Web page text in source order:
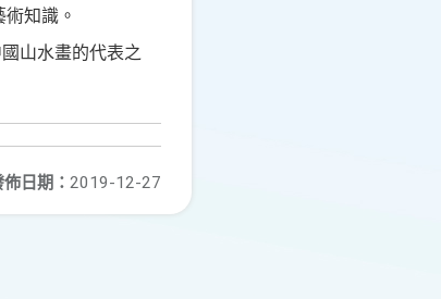
知識。
山水畫的代表之
佈日期： 2019-12-27